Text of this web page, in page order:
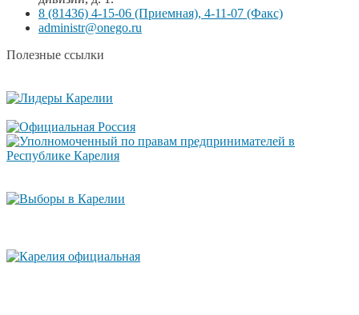
8 (81436) 4-15-06 (Приемная), 4-11-07 (Факс)
administr@onego.ru
Полезные ссылки